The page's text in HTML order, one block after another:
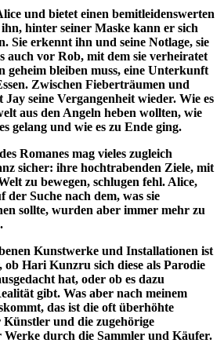
und bietet einen bemitleidenswerten
hinter seiner Maske kann er sich
Sie erkennt ihn und seine Notlage, sie
auch vor Rob, mit dem sie verheiratet
geheim bleiben muss, eine Unterkunft
Zwischen Fieberträumen und
seine Vergangenheit wieder. Wie es
aus den Angeln heben wollten, wie
gelang und wie es zu Ende ging.
Romanes mag vieles zugleich
sicher: ihre hochtrabenden Ziele, mit
zu bewegen, schlugen fehl. Alice,
Suche nach dem, was sie
sollte, wurden aber immer mehr zu
Kunstwerke und Installationen ist
Hari Kunzru sich diese als Parodie
hat, oder ob es dazu
gibt. Was aber nach meinem
das ist die oft überhöhte
Künstler und die zugehörige
durch die Sammler und Käufer.